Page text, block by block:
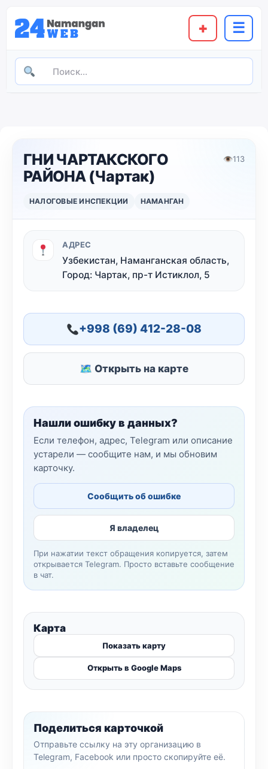
+ ☰
ГНИ ЧАРТАКСКОГО
РАЙОНА (Чартак)
👁113
НАЛОГОВЫЕ ИНСПЕКЦИИ НАМАНГАН
АДРЕС
Узбекистан, Наманганская область,
Город: Чартак, пр-т Истиклол, 5
+998 (69) 412-28-08
🗺 Открыть на карте
Нашли ошибку в данных?
Если телефон, адрес, Telegram или описание
устарели — сообщите нам, и мы обновим
карточку.
Сообщить об ошибке
Я владелец
При нажатии текст обращения копируется, затем
открывается Telegram. Просто вставьте сообщение
в чат.
Карта
Показать карту
Открыть в Google Maps
Поделиться карточкой
Отправьте ссылку на эту организацию в
Telegram, Facebook или просто скопируйте её.